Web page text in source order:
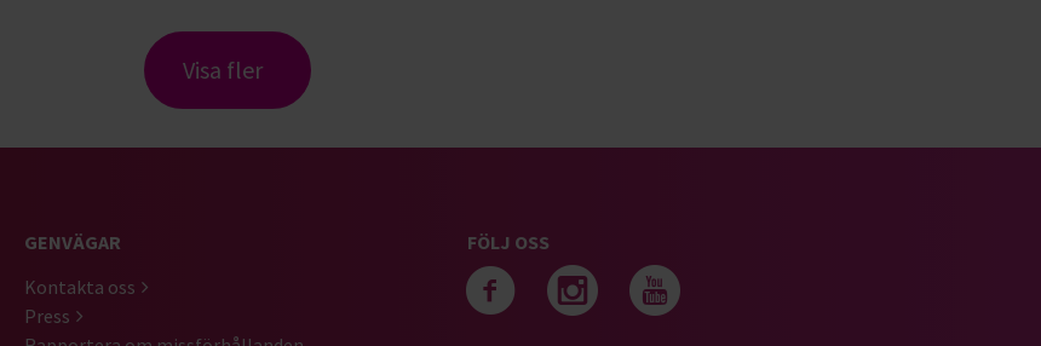
Visa fler
GENVÄGAR
Kontakta oss
Press
FÖLJ OSS
Följ oss på facebook
Följ oss på instagram
Följ oss på youtube